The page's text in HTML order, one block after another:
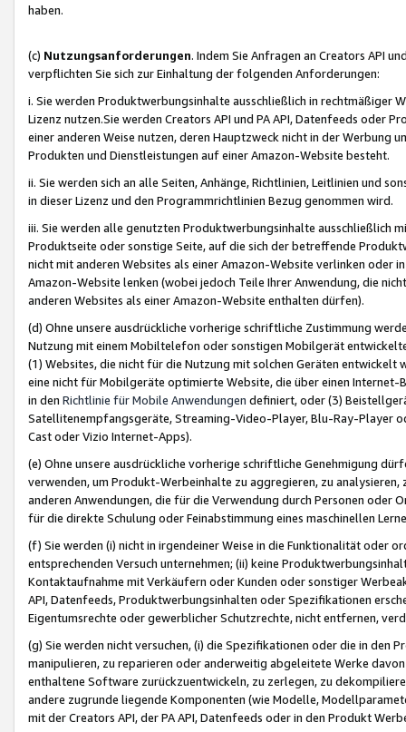
haben.
(c) Nutzungsanforderungen. Indem Sie Anfragen an Creators API
verpflichten Sie sich zur Einhaltung der folgenden Anforderungen:
i. Sie werden Produktwerbungsinhalte ausschließlich in rechtmäßiger
Lizenz nutzen.Sie werden Creators API und PA API, Datenfeeds oder
einer anderen Weise nutzen, deren Hauptzweck nicht in der Werbung
Produkten und Dienstleistungen auf einer Amazon-Website besteht.
ii. Sie werden sich an alle Seiten, Anhänge, Richtlinien, Leitlinien und
in dieser Lizenz und den Programmrichtlinien Bezug genommen wird.
iii. Sie werden alle genutzten Produktwerbungsinhalte ausschließlich
Produktseite oder sonstige Seite, auf die sich der betreffende
nicht mit anderen Websites als einer Amazon-Website verlinken oder
Amazon-Website lenken (wobei jedoch Teile Ihrer Anwendung, die
anderen Websites als einer Amazon-Website enthalten dürfen).
(d) Ohne unsere ausdrückliche vorherige schriftliche Zustimmung
Nutzung mit einem Mobiltelefon oder sonstigen Mobilgerät
(1) Websites, die nicht für die Nutzung mit solchen Geräten
eine nicht für Mobilgeräte optimierte Website, die über einen
in den Richtlinie für Mobile Anwendungen definiert, oder (3)
Satellitenempfangsgeräte, Streaming-Video-Player, Blu-Ray-Player
Cast oder Vizio Internet-Apps).
(e) Ohne unsere ausdrückliche vorherige schriftliche Genehmigung
verwenden, um Produkt-Werbeinhalte zu aggregieren, zu
anderen Anwendungen, die für die Verwendung durch Personen
für die direkte Schulung oder Feinabstimmung eines maschinellen
(f) Sie werden (i) nicht in irgendeiner Weise in die Funktionalität oder
entsprechenden Versuch unternehmen; (ii) keine
Kontaktaufnahme mit Verkäufern oder Kunden oder sonstiger
API, Datenfeeds, Produktwerbungsinhalten oder Spezifikationen
Eigentumsrechte oder gewerblicher Schutzrechte, nicht entfernen,
(g) Sie werden nicht versuchen, (i) die Spezifikationen oder die in
manipulieren, zu reparieren oder anderweitig abgeleitete Werke
enthaltene Software zurückzuentwickeln, zu zerlegen, zu
andere zugrunde liegende Komponenten (wie Modelle,
mit der Creators API, der PA API, Datenfeeds oder in den Produkt